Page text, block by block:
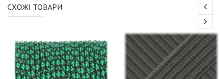
СХОЖІ ТОВАРИ